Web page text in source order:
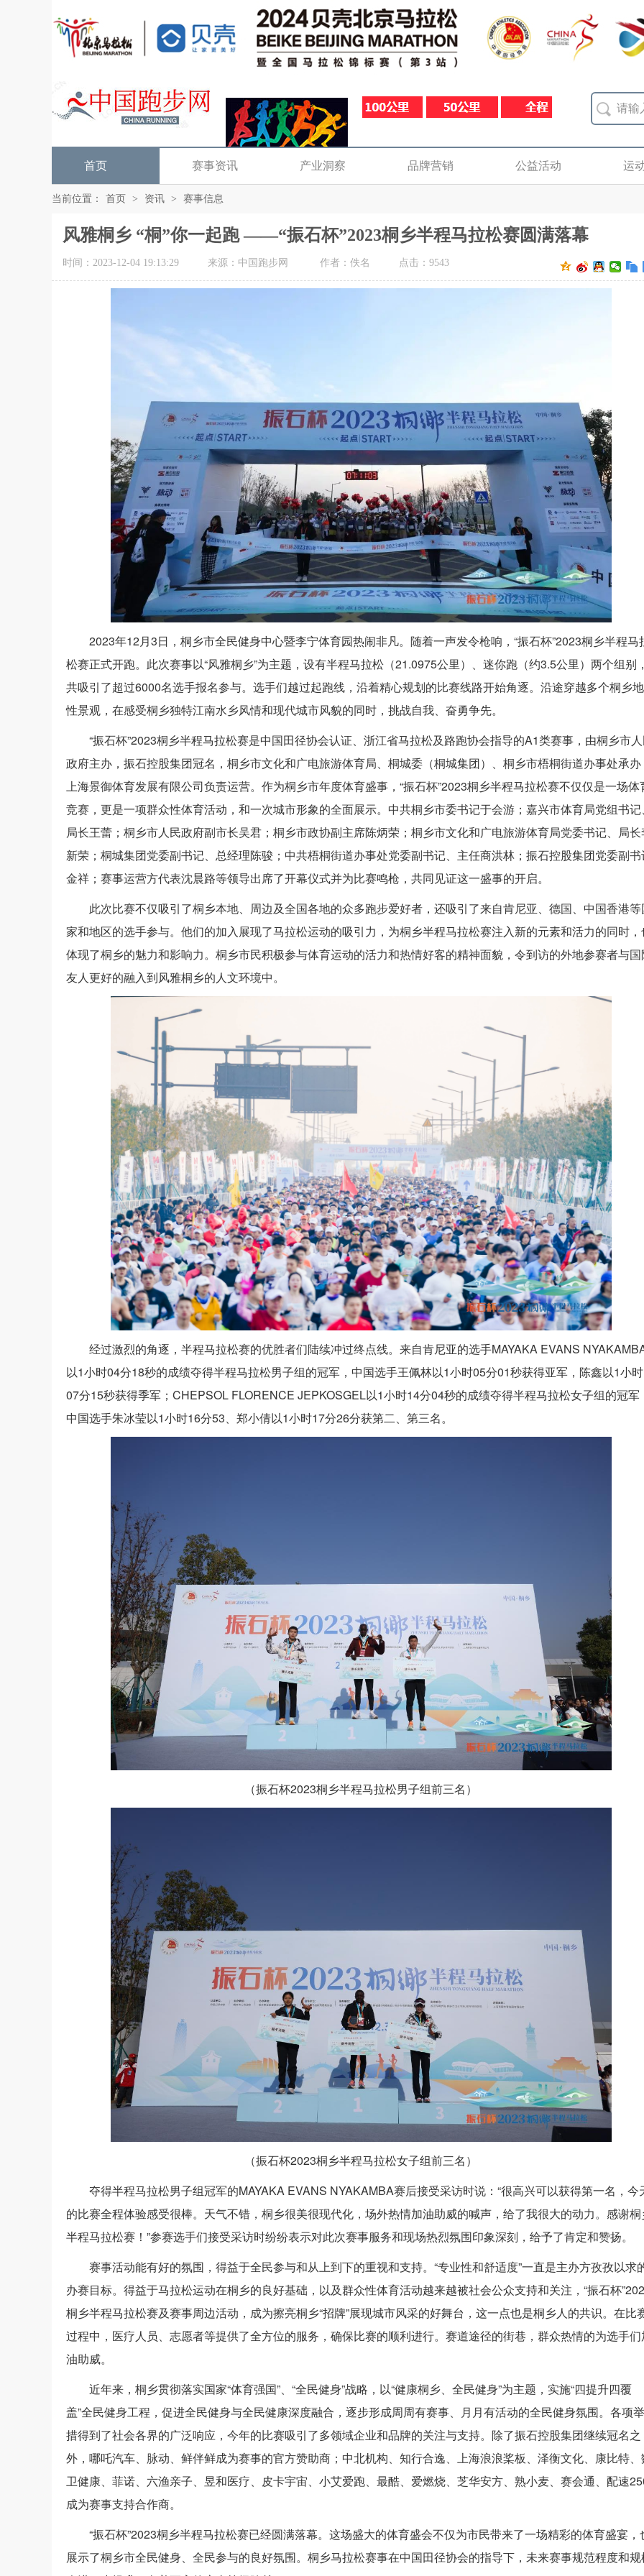
首页 赛事资讯 产业洞察 品牌营销 公益活动 运
当前位置： 首页 > 资讯 > 赛事信息
风雅桐乡 “桐”你一起跑 ——“振石杯”2023桐乡半程马拉松赛圆满落幕
时间：2023-12-04 19:13:29 来源：中国跑步网 作者：佚名 点击： 9543
2023年12月3日，桐乡市全民健身中心暨李宁体育园热闹非凡。随着一声发令枪响，“振石杯”2023桐乡半程马
松赛正式开跑。此次赛事以“风雅桐乡”为主题，设有半程马拉松（21.0975公里）、迷你跑（约3.5公里）两个组别
共吸引了超过6000名选手报名参与。选手们越过起跑线，沿着精心规划的比赛线路开始角逐。沿途穿越多个桐乡
性景观，在感受桐乡独特江南水乡风情和现代城市风貌的同时，挑战自我、奋勇争先。
“振石杯”2023桐乡半程马拉松赛是中国田径协会认证、浙江省马拉松及路跑协会指导的A1类赛事，由桐乡市
政府主办，振石控股集团冠名，桐乡市文化和广电旅游体育局、桐城委（桐城集团）、桐乡市梧桐街道办事处承办
上海景御体育发展有限公司负责运营。作为桐乡市年度体育盛事，“振石杯”2023桐乡半程马拉松赛不仅仅是一场体
竞赛，更是一项群众性体育活动，和一次城市形象的全面展示。中共桐乡市委书记于会游；嘉兴市体育局党组书记
局长王蕾；桐乡市人民政府副市长吴君；桐乡市政协副主席陈炳荣；桐乡市文化和广电旅游体育局党委书记、局
新荣；桐城集团党委副书记、总经理陈骏；中共梧桐街道办事处党委副书记、主任商洪林；振石控股集团党委副
金祥；赛事运营方代表沈晨路等领导出席了开幕仪式并为比赛鸣枪，共同见证这一盛事的开启。
此次比赛不仅吸引了桐乡本地、周边及全国各地的众多跑步爱好者，还吸引了来自肯尼亚、德国、中国香港
家和地区的选手参与。他们的加入展现了马拉松运动的吸引力，为桐乡半程马拉松赛注入新的元素和活力的同时，
体现了桐乡的魅力和影响力。桐乡市民积极参与体育运动的活力和热情好客的精神面貌，令到访的外地参赛者与国
友人更好的融入到风雅桐乡的人文环境中。
经过激烈的角逐，半程马拉松赛的优胜者们陆续冲过终点线。来自肯尼亚的选手MAYAKA EVANS
以1小时04分18秒的成绩夺得半程马拉松男子组的冠军，中国选手王佩林以1小时05分01秒获得亚军，陈鑫以1小时
07分15秒获得季军；CHEPSOL FLORENCE JEPKOSGEL以1小时14分04秒的成绩夺得半程马拉松女子组的冠军
中国选手朱冰莹以1小时16分53、郑小倩以1小时17分26分获第二、第三名。
（振石杯2023桐乡半程马拉松男子组前三名）
（振石杯2023桐乡半程马拉松女子组前三名）
夺得半程马拉松男子组冠军的MAYAKA EVANS NYAKAMBA赛后接受采访时说：“很高兴可以获得第一名，今
的比赛全程体验感受很棒。天气不错，桐乡很美很现代化，场外热情加油助威的喊声，给了我很大的动力。感谢
半程马拉松赛！”参赛选手们接受采访时纷纷表示对此次赛事服务和现场热烈氛围印象深刻，给予了肯定和赞扬。
赛事活动能有好的氛围，得益于全民参与和从上到下的重视和支持。“专业性和舒适度”一直是主办方孜孜以求
办赛目标。得益于马拉松运动在桐乡的良好基础，以及群众性体育活动越来越被社会公众支持和关注，“振石杯
桐乡半程马拉松赛及赛事周边活动，成为擦亮桐乡“招牌”展现城市风采的好舞台，这一点也是桐乡人的共识。在比
过程中，医疗人员、志愿者等提供了全方位的服务，确保比赛的顺利进行。赛道途径的街巷，群众热情的为选手们
油助威。
近年来，桐乡贯彻落实国家“体育强国”、“全民健身”战略，以“健康桐乡、全民健身”为主题，实施“四提升四覆
盖”全民健身工程，促进全民健身与全民健康深度融合，逐步形成周周有赛事、月月有活动的全民健身氛围。各项举
措得到了社会各界的广泛响应，今年的比赛吸引了多领域企业和品牌的关注与支持。除了振石控股集团继续冠名之
外，哪吒汽车、脉动、鲜伴鲜成为赛事的官方赞助商；中北机构、知行合逸、上海浪浪桨板、泽衡文化、康比特、
卫健康、菲诺、六渔亲子、昱和医疗、皮卡宇宙、小艾爱跑、最酷、爱燃烧、芝华安方、熟小麦、赛会通、配速
成为赛事支持合作商。
“振石杯”2023桐乡半程马拉松赛已经圆满落幕。这场盛大的体育盛会不仅为市民带来了一场精彩的体育盛宴，
展示了桐乡市全民健身、全民参与的良好氛围。桐乡马拉松赛事在中国田径协会的指导下，未来赛事规范程度和